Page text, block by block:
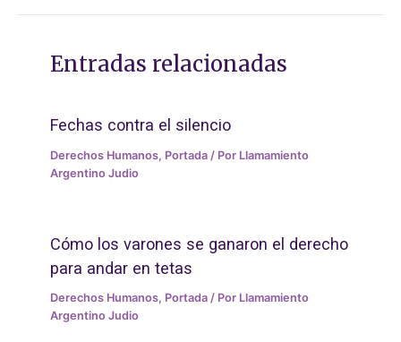
Entradas relacionadas
Fechas contra el silencio
Derechos Humanos, Portada / Por Llamamiento
Argentino Judio
Cómo los varones se ganaron el derecho
para andar en tetas
Derechos Humanos, Portada / Por Llamamiento
Argentino Judio